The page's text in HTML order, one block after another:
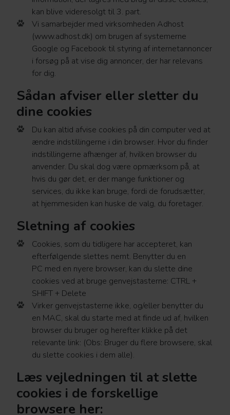
kan blive videresolgt til 3. part.
Vi samarbejder med virksomheden Adhost
(www.adhost.dk) om brugen af systemerne
Google og Facebook til styring af internetannoncer
i forsøg på at vise dig annoncer, der har relevans
for dig.
Sådan afviser eller sletter du
dine cookies
Du kan altid afvise cookies på din computer ved at
ændre indstillingerne i din browser. Hvor du finder
indstillingerne afhænger af, hvilken browser du
anvender. Du skal dog være opmærksom på, at
hvis du gør det, er der mange funktioner og
services, du ikke kan bruge, fordi de forudsætter,
at hjemmesiden kan huske de valg, du foretager.
Sletning af cookies
Cookies, som du tidligere har accepteret, kan
efterfølgende slettes nemt. Benytter du en
PC med en nyere browser, kan du slette dine
cookies ved at bruge genvejstasterne: CTRL +
SHIFT + Delete
Virker genvejstasterne ikke, og/eller benytter du
en MAC, skal du starte med at finde ud af, hvilken
browser du bruger og herefter klikke på det
relevante link: (Obs: Bruger du flere browsere, skal
du slette cookies i dem alle).
Læs vejledningen til at slette
cookies i de forskellige
browsere her: